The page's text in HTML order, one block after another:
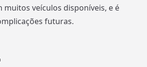
muitos veículos disponíveis, e é
futuras.